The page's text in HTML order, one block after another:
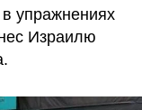
упражнениях
Израилю